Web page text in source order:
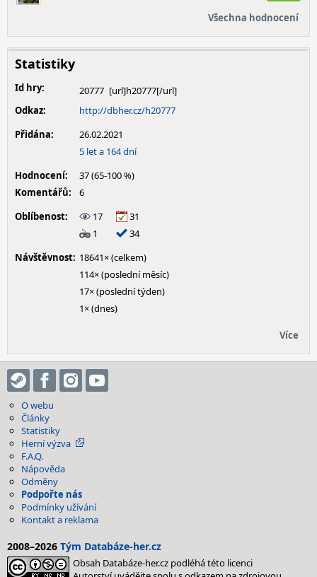
Všechna hodnocení
Statistiky
Id hry:
20777
Odkaz:
http://dbher.cz/h20777
Přidána:
26.02.2021
5 let a 164 dní
Hodnocení:
37 (65-100 %)
Komentářů:
6
Oblíbenost:
17
31
1
34
Návštěvnost: 18641× (celkem)
114× (poslední měsíc)
17× (poslední týden)
1× (dnes)
Více
O webu
Články
Statistiky
Herní výzva
F.A.Q.
Nápověda
Odměny
Podpořte nás
Podmínky užívání
Kontakt a reklama
2008–2026 Tým Databáze-her.cz
Obsah Databáze-her.cz podléhá této licenci